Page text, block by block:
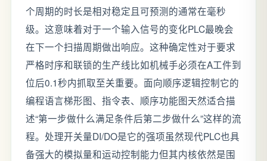
个周期的时长是相对稳定且可预测的通常在毫秒
级。这意味着对于一个输入信号的变化PLC最晚会
在下一个扫描周期做出响应。这种确定性对于要求
严格时序和联锁的生产线比如机械手必须在A工件到
位后0.1秒内抓取至关重要。面向顺序逻辑控制它的
编程语言梯形图、指令表、顺序功能图天然适合描
述“第一步做什么满足条件后第二步做什么”这样的流
程。处理开关量DI/DO是它的强项虽然现代PLC也具
备强大的模拟量和运动控制能力但其内核依然是围